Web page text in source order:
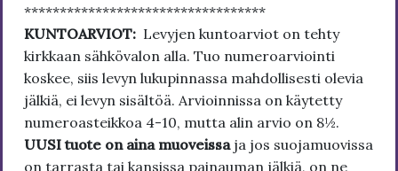
**********************************
KUNTOARVIOT: Levyjen kuntoarviot on tehty
kirkkaan sähkövalon alla. Tuo numeroarviointi
koskee, siis levyn lukupinnassa mahdollisesti olevia
jälkiä, ei levyn sisältöä. Arvioinnissa on käytetty
numeroasteikkoa 4-10, mutta alin arvio on 8½.
UUSI tuote on aina muoveissa ja jos suojamuovissa
on tarrasta tai kansissa painauman jälkiä, on ne